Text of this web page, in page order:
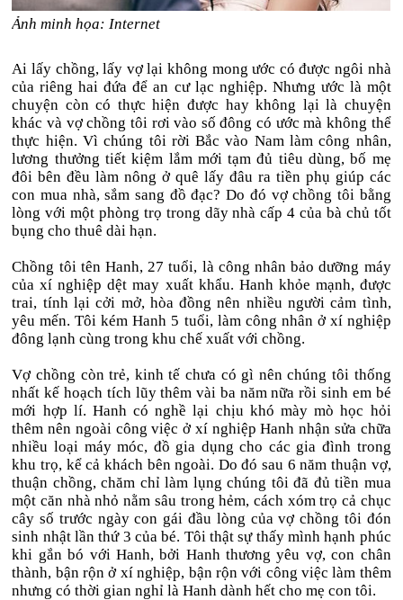
Ảnh minh họa: Internet
Ai lấy chồng, lấy vợ lại không mong ước có được ngôi nhà
của riêng hai đứa để an cư lạc nghiệp. Nhưng ước là một
chuyện còn có thực hiện được hay không lại là chuyện
khác và vợ chồng tôi rơi vào số đông có ước mà không thể
thực hiện. Vì chúng tôi rời Bắc vào Nam làm công nhân,
lương thưởng tiết kiệm lắm mới tạm đủ tiêu dùng, bố mẹ
đôi bên đều làm nông ở quê lấy đâu ra tiền phụ giúp các
con mua nhà, sắm sang đồ đạc? Do đó vợ chồng tôi bằng
lòng với một phòng trọ trong dãy nhà cấp 4 của bà chủ tốt
bụng cho thuê dài hạn.
Chồng tôi tên Hanh, 27 tuổi, là công nhân bảo dưỡng máy
của xí nghiệp dệt may xuất khẩu. Hanh khỏe mạnh, được
trai, tính lại cởi mở, hòa đồng nên nhiều người cảm tình,
yêu mến. Tôi kém Hanh 5 tuổi, làm công nhân ở xí nghiệp
đông lạnh cùng trong khu chế xuất với chồng.
Vợ chồng còn trẻ, kinh tế chưa có gì nên chúng tôi thống
nhất kế hoạch tích lũy thêm vài ba năm nữa rồi sinh em bé
mới hợp lí. Hanh có nghề lại chịu khó mày mò học hỏi
thêm nên ngoài công việc ở xí nghiệp Hanh nhận sửa chữa
nhiều loại máy móc, đồ gia dụng cho các gia đình trong
khu trọ, kể cả khách bên ngoài. Do đó sau 6 năm thuận vợ,
thuận chồng, chăm chỉ làm lụng chúng tôi đã đủ tiền mua
một căn nhà nhỏ nằm sâu trong hẻm, cách xóm trọ cả chục
cây số trước ngày con gái đầu lòng của vợ chồng tôi đón
sinh nhật lần thứ 3 của bé. Tôi thật sự thấy mình hạnh phúc
khi gắn bó với Hanh, bởi Hanh thương yêu vợ, con chân
thành, bận rộn ở xí nghiệp, bận rộn với công việc làm thêm
nhưng có thời gian nghỉ là Hanh dành hết cho mẹ con tôi.